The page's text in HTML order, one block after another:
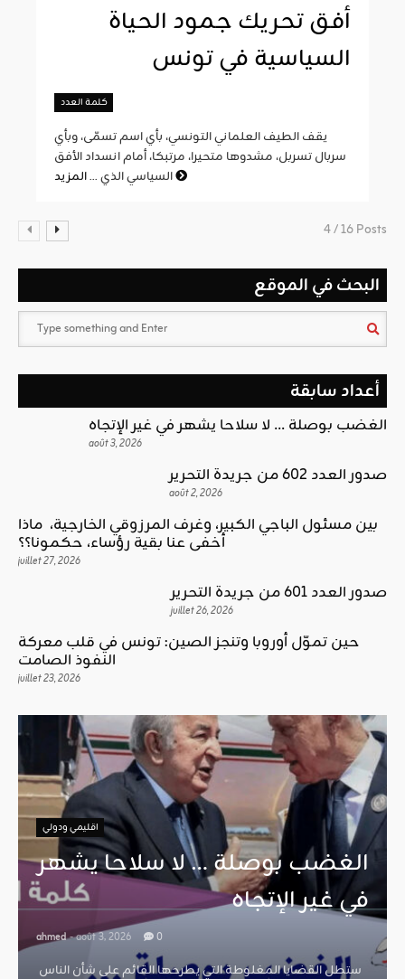
أفق تحريك جمود الحياة
السياسية في تونس
كلمة العدد
يقف الطيف العلماني التونسي، بأي اسم تسمّى، وبأي
سربال تسربل، مشدوها متحيرا، مرتبكا، أمام انسداد الأفق
السياسي الذي ...
4 / 16 Posts
البحث في الموقع
أعداد سابقة
الغضب بوصلة … لا سلاحا يشهر في غير الإتجاه
août 3, 2026
صدور العدد 602 من جريدة التحرير
août 2, 2026
بين مسئول الباجي الكبير، وغرف المرزوقي الخارجية، ماذا
أخفى عنا بقية رؤساء، حكمونا؟؟
juillet 27, 2026
صدور العدد 601 من جريدة التحرير
juillet 26, 2026
حين تموّل أوروبا وتنجز الصين: تونس في قلب معركة
النفوذ الصامت
juillet 23, 2026
اقليمي ودولي
الغضب بوصلة … لا سلاحا يشهر
في غير الإتجاه
ahmed - août 3, 2026 0